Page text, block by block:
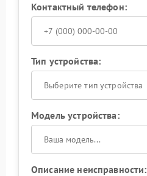
Контактный телефон:
Тип устройства:
Выберите тип устройства
Модель устройства:
Описание неисправности: